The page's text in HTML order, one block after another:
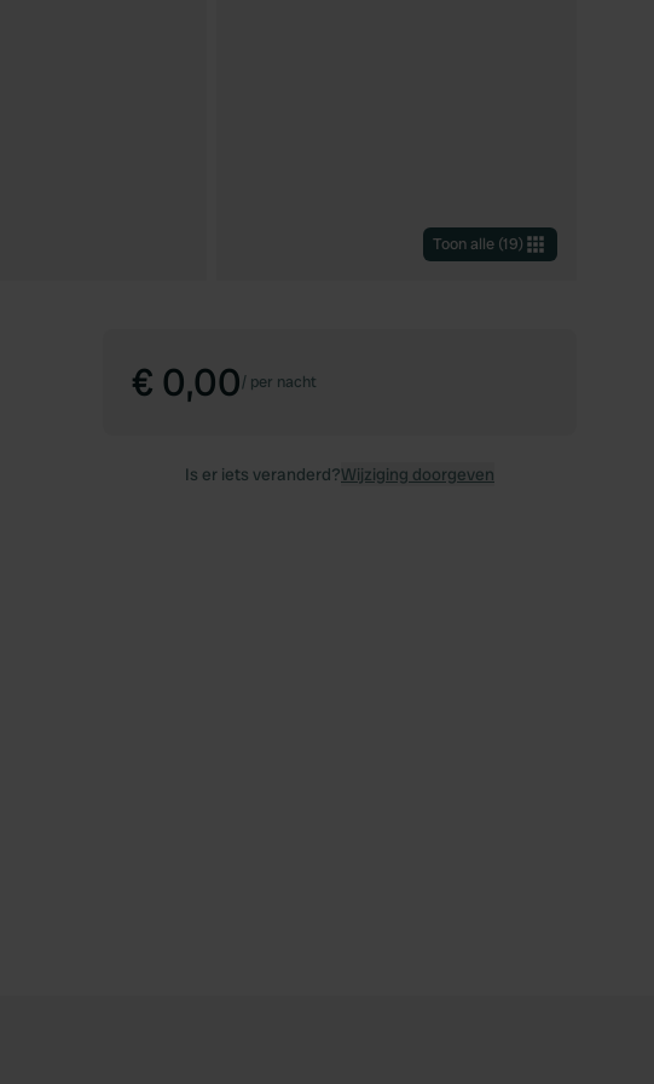
Toon alle (19)
€ 0,00/ per nacht
Is er iets veranderd?Wijziging doorgeven